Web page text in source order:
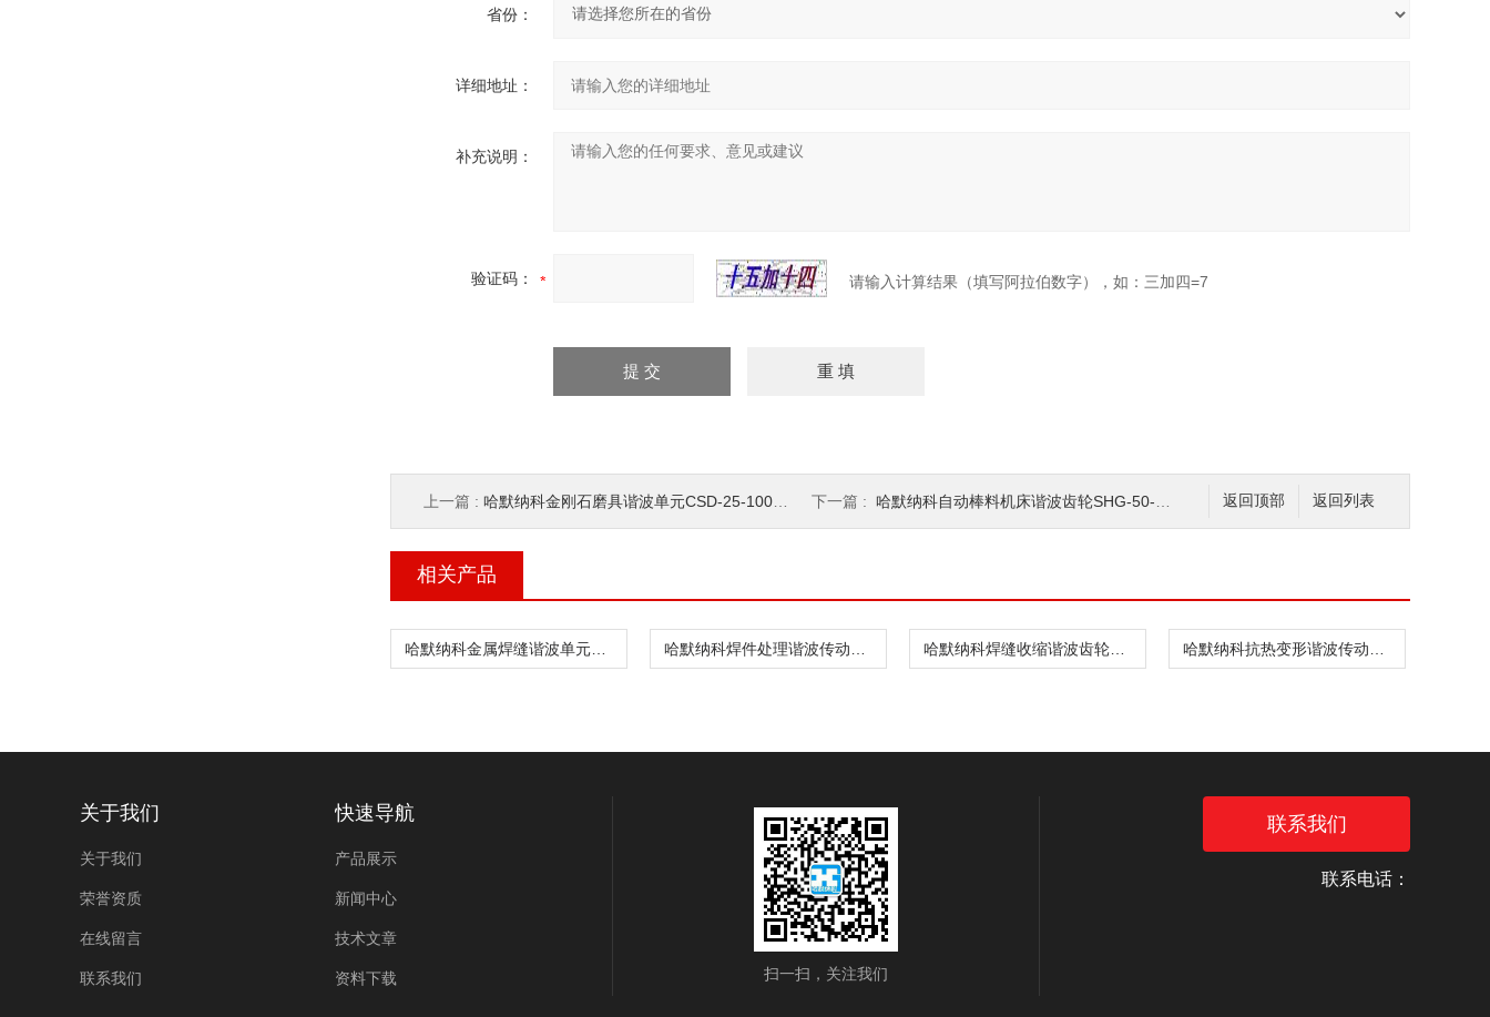
省份：
详细地址：
补充说明：
验证码： 请输入计算结果（填写阿拉伯数字），如：三加四=7
返回列表
返回顶部
上一篇 : 哈默纳科金刚石磨具谐波单元CSD-25-100-2UH 下一篇 : 哈默纳科自动棒料机床谐波齿轮SHG-50-100-2
相关产品
关于我们
关于我们
荣誉资质
在线留言
联系我们
快速导航
产品展示
新闻中心
技术文章
资料下载 扫一扫，关注我们
联系我们
联系电话：